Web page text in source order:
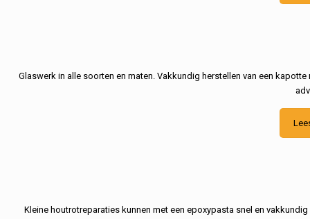
Glaswerk in alle soorten en maten. Vakkundig herstellen van een
Kleine houtrotreparaties kunnen met een epoxypasta snel en